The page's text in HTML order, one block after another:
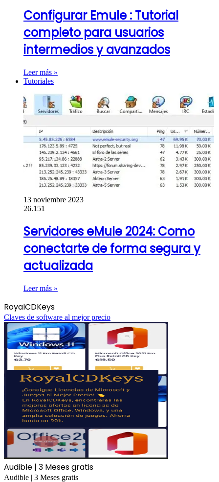
Configurar Emule : Tutorial
completo para usuarios
intermedios y avanzados
Leer más »
Tutoriales
13 noviembre 2023
26.151
Servidores eMule 2024: Como
conectarte de forma segura y
actualizada
Leer más »
RoyalCDKeys
Claves de software al mejor precio
Audible | 3 Meses gratis
Audible | 3 Meses gratis